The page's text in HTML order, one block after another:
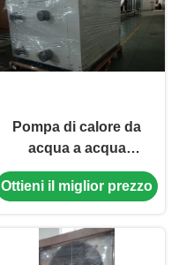
Pompa di calore da
acqua a acqua
personalizzata da 80
kW con scambiatore
Ottieni il miglior prezzo